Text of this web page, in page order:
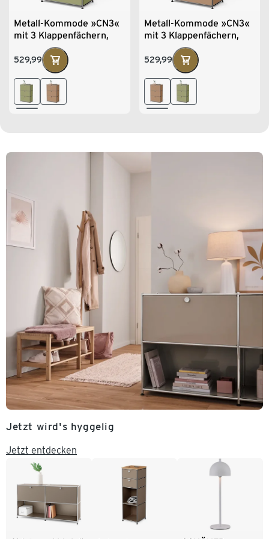
Metall-Kommode »CN3«
mit 3 Klappenfächern,
529,99
Metall-Kommode »CN3«
mit 3 Klappenfächern,
529,99
Jetzt wird's hyggelig
Jetzt entdecken